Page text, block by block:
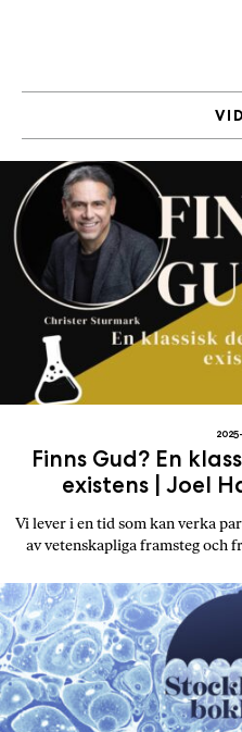
Finns Gud? En
existens | Joel
Vi lever i en tid som kan verka
av vetenskapliga framsteg och